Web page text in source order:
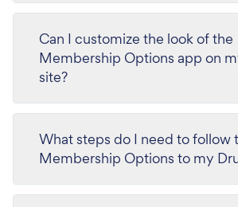
Can I customize the look of the
Membership Options app on
site?
What steps do I need to follow
Membership Options to my